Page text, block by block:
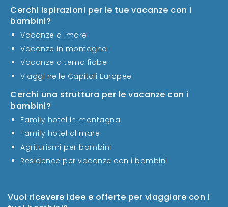
Vuoi ricevere idee e offerte per viaggiare con i
Cerchi ispirazioni per le tue vacanze con i
bambini?
Vacanze al mare
Vacanze in montagna
Vacanze a tema fiabe
Viaggi nelle Capitali Europee
Cerchi una struttura per le vacanze con i
bambini?
Family hotel in montagna
Family hotel al mare
Agriturismi per bambini
Residence per vacanze con i bambini